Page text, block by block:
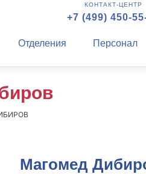
КОНТАКТ-ЦЕНТР
+7 (499) 450-
Отделения Персонал
Магомед